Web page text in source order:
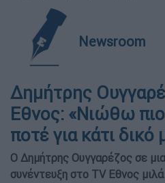
Newsroom
Δημήτρης
Εθνος: «Νιώθω
ποτέ για κάτι δικό
Ο Δημήτρης Ουγγαρέζος σε
συνέντευξη στο TV Εθνος